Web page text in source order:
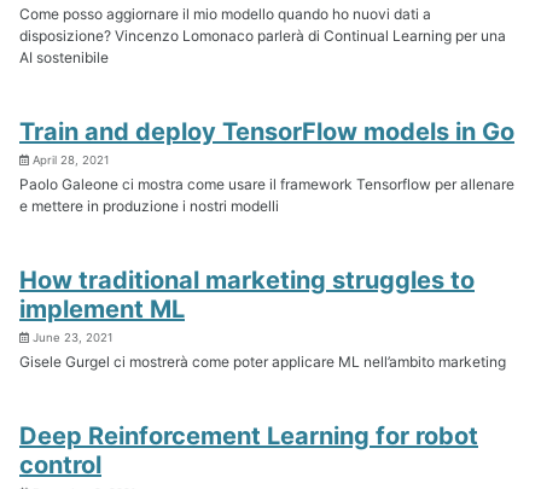
Come posso aggiornare il mio modello quando ho nuovi dati a
disposizione? Vincenzo Lomonaco parlerà di Continual Learning per una
AI sostenibile
Train and deploy TensorFlow models in Go
April 28, 2021
Paolo Galeone ci mostra come usare il framework Tensorflow per allenare
e mettere in produzione i nostri modelli
How traditional marketing struggles to
implement ML
June 23, 2021
Gisele Gurgel ci mostrerà come poter applicare ML nell’ambito marketing
Deep Reinforcement Learning for robot
control